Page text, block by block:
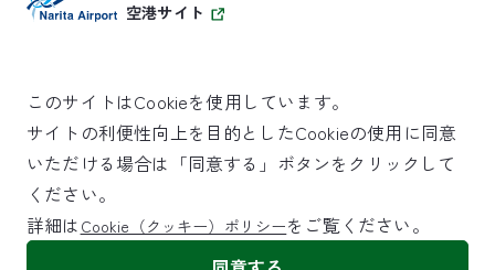
空港サイト
SKYTRAX
5スターエアポート
©NARITA INTERNATIONAL AIRPORT CORPORATION
このサイトはCookieを使用しています。
サイトの利便性向上を目的としたCookieの使用に同意
いただける場合は「同意する」ボタンをクリックして
ください。
詳細は Cookie（クッキー）ポリシーをご覧ください。